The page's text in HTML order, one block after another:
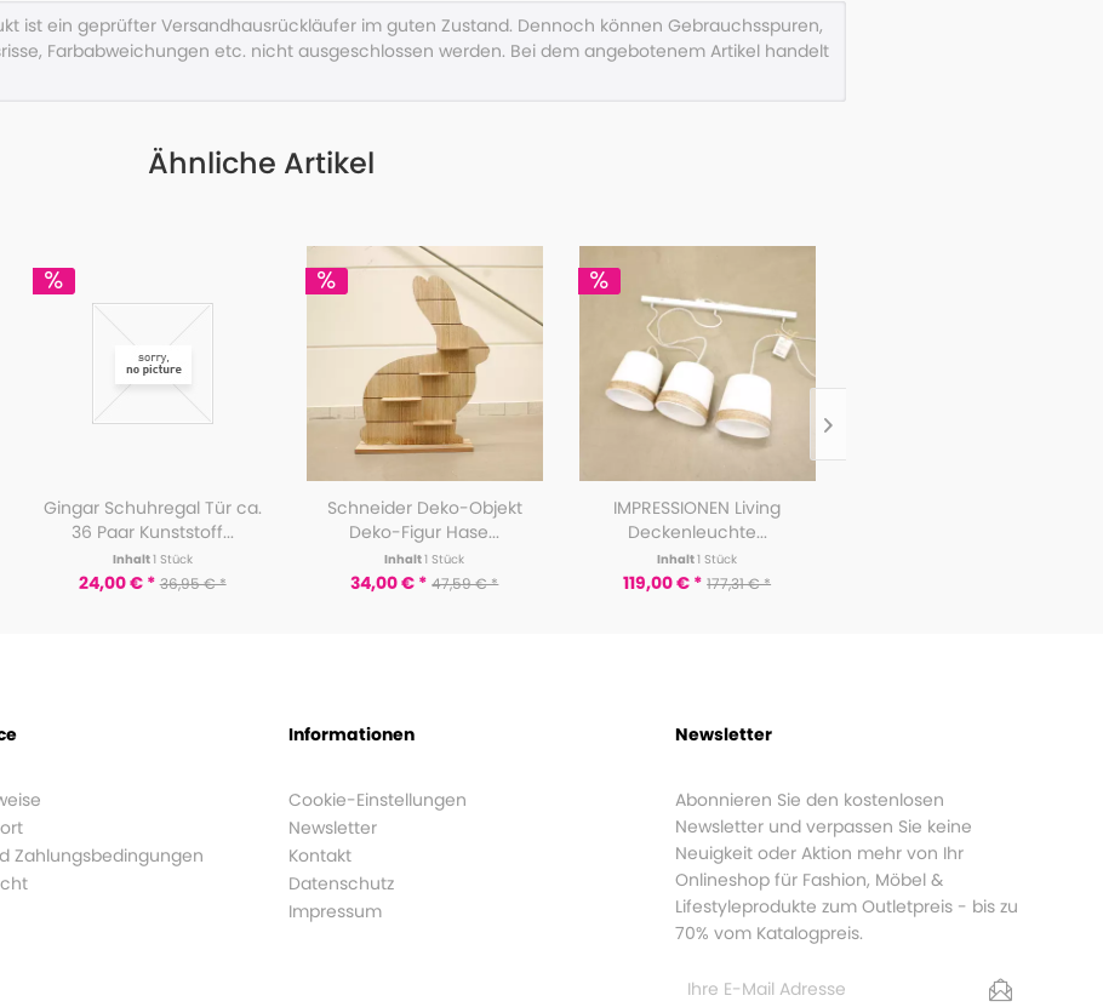
ist ein geprüfter Versandhausrückläufer im guten Zustand. Dennoch können Gebrauchsspuren,
Farbabweichungen etc. nicht ausgeschlossen werden. Bei dem angebotenem Artikel handelt
Ähnliche Artikel
Gingar Schuhregal Tür ca.
36 Paar Kunststoff...
Inhalt1 Stück
24,00 € * 36,95 € *
Schneider Deko-Objekt
Deko-Figur Hase...
Inhalt1 Stück
34,00 € * 47,59 € *
IMPRESSIONEN Living
Deckenleuchte...
Inhalt1 Stück
119,00 € * 177,31 € *
Zahlungsbedingungen
Informationen
Cookie-Einstellungen
Newsletter
Kontakt
Datenschutz
Impressum
Newsletter
Abonnieren Sie den kostenlosen
Newsletter und verpassen Sie keine
Neuigkeit oder Aktion mehr von Ihr
Onlineshop für Fashion, Möbel &
Lifestyleprodukte zum Outletpreis - bis zu
70% vom Katalogpreis.